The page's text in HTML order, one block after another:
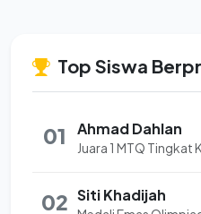
Top Siswa
01 Ahmad Dahlan
Juara 1 MTQ Tingkat
02 Siti Khadijah